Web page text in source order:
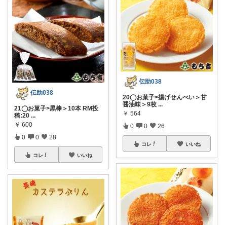
伝助038
21◯お菓子>黒棒＞10本 RM投
稿:20 ...
￥ 600
0 0 28
コレ いいね
伝助038
20◯お菓子>揚げせんべい＞甘
醤油味＞9枚 ...
￥ 564
0 0 26
コレ いいね